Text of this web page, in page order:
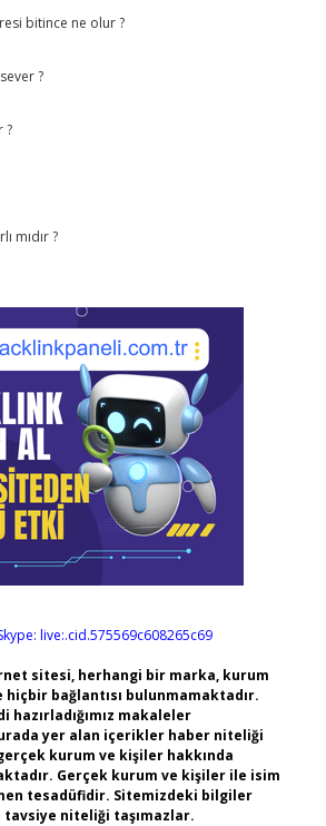
bitince ne olur ?
?
?
mıdır ?
live:.cid.575569c608265c69
sitesi, herhangi bir marka, kurum
hiçbir bağlantısı bulunmamaktadır.
hazırladığımız makaleler
yer alan içerikler haber niteliği
kurum ve kişiler hakkında
Gerçek kurum ve kişiler ile isim
tesadüfidir. Sitemizdeki bilgiler
niteliği taşımazlar.